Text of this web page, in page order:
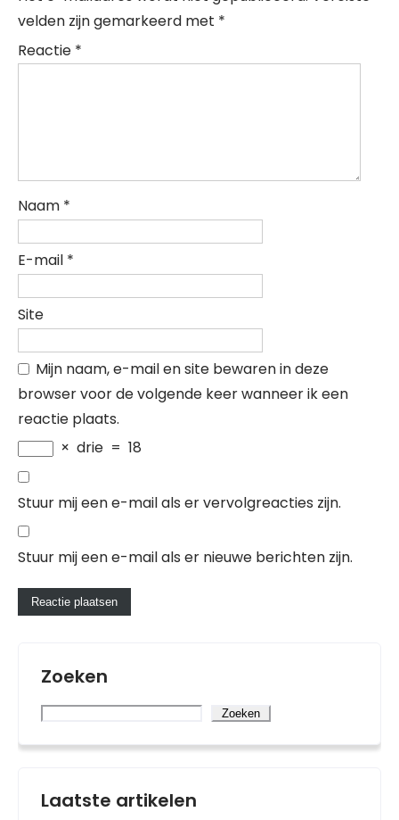
velden zijn gemarkeerd met *
Reactie *
Naam *
E-mail *
Site
Mijn naam, e-mail en site bewaren in deze
browser voor de volgende keer wanneer ik een
reactie plaats.
× drie = 18
Stuur mij een e-mail als er vervolgreacties zijn.
Stuur mij een e-mail als er nieuwe berichten zijn.
Zoeken
Zoeken
Laatste artikelen